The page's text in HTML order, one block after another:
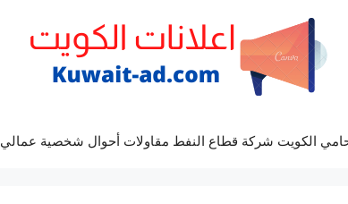
الكويت شركة قطاع النفط مقاولات أحوال شخصية عمالي